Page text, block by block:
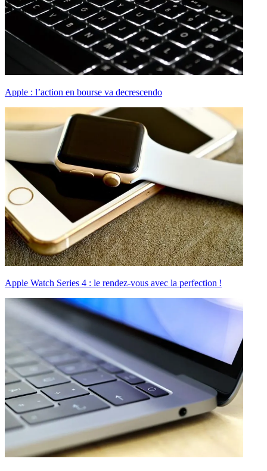
Apple : l’action en bourse va decrescendo
Apple Watch Series 4 : le rendez-vous avec la perfection !